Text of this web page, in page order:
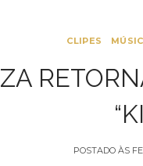
CLIPES
POSTADO ÀS